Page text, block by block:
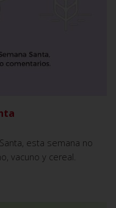
esta semana no
vacuno y cereal.